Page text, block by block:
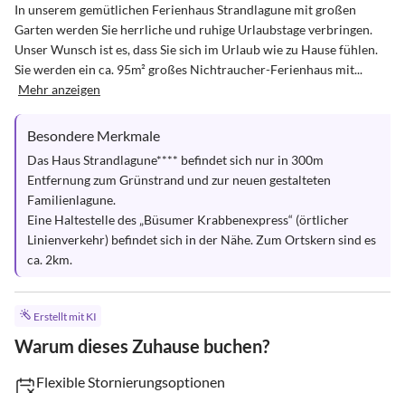
In unserem gemütlichen Ferienhaus Strandlagune mit großen
Garten werden Sie herrliche und ruhige Urlaubstage verbringen.
Unser Wunsch ist es, dass Sie sich im Urlaub wie zu Hause fühlen.
Sie werden ein ca. 95m² großes Nichtraucher-Ferienhaus mit...
Mehr anzeigen
Besondere Merkmale
Das Haus Strandlagune**** befindet sich nur in 300m
Entfernung zum Grünstrand und zur neuen gestalteten
Familienlagune.
Eine Haltestelle des „Büsumer Krabbenexpress“ (örtlicher
Linienverkehr) befindet sich in der Nähe. Zum Ortskern sind es
ca. 2km.
Erstellt mit KI
Warum dieses Zuhause buchen?
Flexible Stornierungsoptionen